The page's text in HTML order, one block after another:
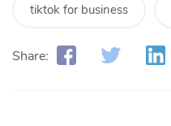
tiktok for business
Share: